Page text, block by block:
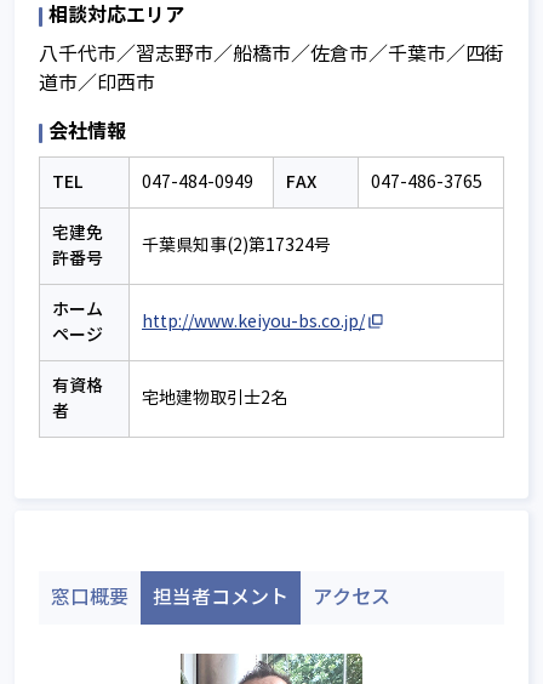
相談対応エリア
八千代市／習志野市／船橋市／佐倉市／千葉市／四街
道市／印西市
会社情報
TEL 047-484-0949 FAX 047-486-3765
宅建免
許番号
千葉県知事(2)第17324号
ホーム
ページ
http://www.keiyou-bs.co.jp/
有資格
者
宅地建物取引士2名
窓口概要 担当者コメント アクセス